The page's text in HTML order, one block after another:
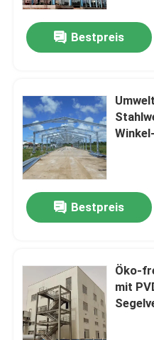
Bestpreis
Bestpreis
Öko-
mit